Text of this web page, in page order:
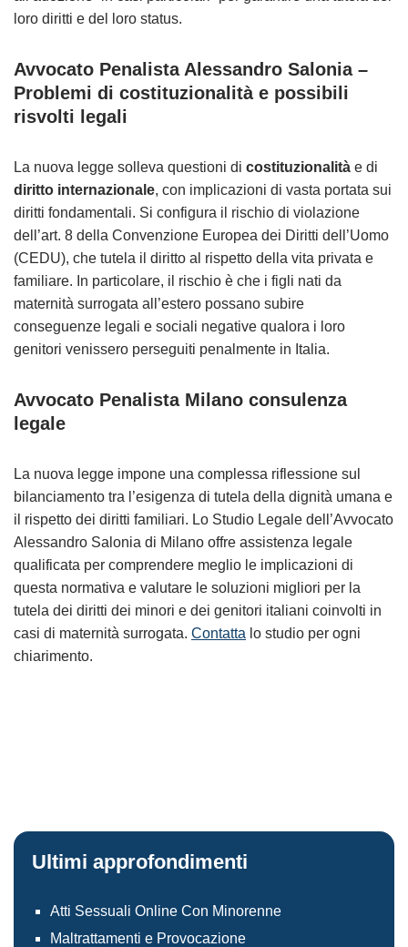
loro diritti e del loro status​.
Avvocato Penalista Alessandro Salonia –
Problemi di costituzionalità e possibili
risvolti legali
La nuova legge solleva questioni di costituzionalità e di
diritto internazionale, con implicazioni di vasta portata sui
diritti fondamentali. Si configura il rischio di violazione
dell’art. 8 della Convenzione Europea dei Diritti dell’Uomo
(CEDU), che tutela il diritto al rispetto della vita privata e
familiare. In particolare, il rischio è che i figli nati da
maternità surrogata all’estero possano subire
conseguenze legali e sociali negative qualora i loro
genitori venissero perseguiti penalmente in Italia​.
Avvocato Penalista Milano consulenza
legale
La nuova legge impone una complessa riflessione sul
bilanciamento tra l’esigenza di tutela della dignità umana e
il rispetto dei diritti familiari. Lo Studio Legale dell’Avvocato
Alessandro Salonia di Milano offre assistenza legale
qualificata per comprendere meglio le implicazioni di
questa normativa e valutare le soluzioni migliori per la
tutela dei diritti dei minori e dei genitori italiani coinvolti in
casi di maternità surrogata. Contatta lo studio per ogni
chiarimento.
Ultimi approfondimenti
Atti Sessuali Online Con Minorenne
Maltrattamenti e Provocazione